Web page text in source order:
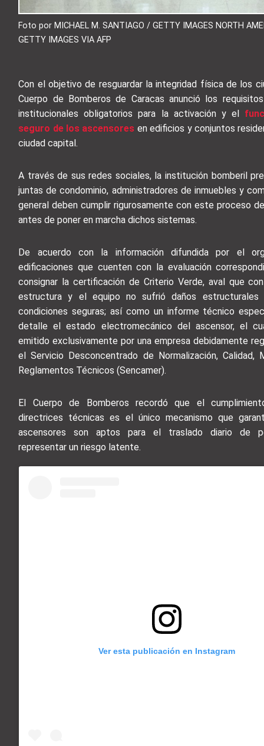
Foto por MICHAEL M. SANTIAGO / GETTY IMAGES NORTH
GETTY IMAGES VIA AFP
Con el objetivo de resguardar la integridad física de los
Cuerpo de Bomberos de Caracas anunció los
institucionales obligatorios para la activación y el
seguro de los ascensores en edificios y conjuntos
ciudad capital.
A través de sus redes sociales, la institución bomberil
juntas de condominio, administradores de inmuebles y
general deben cumplir rigurosamente con este proceso
antes de poner en marcha dichos sistemas.
De acuerdo con la información difundida por el
edificaciones que cuenten con la evaluación
consignar la certificación de Criterio Verde, aval que
estructura y el equipo no sufrió daños
condiciones seguras; así como un informe técnico
detalle el estado electromecánico del ascensor, el
emitido exclusivamente por una empresa debidamente
el Servicio Desconcentrado de Normalización, Calidad,
Reglamentos Técnicos (Sencamer).
El Cuerpo de Bomberos recordó que el
directrices técnicas es el único mecanismo que
ascensores son aptos para el traslado diario de
representar un riesgo latente.
Ver esta publicación en Instagram